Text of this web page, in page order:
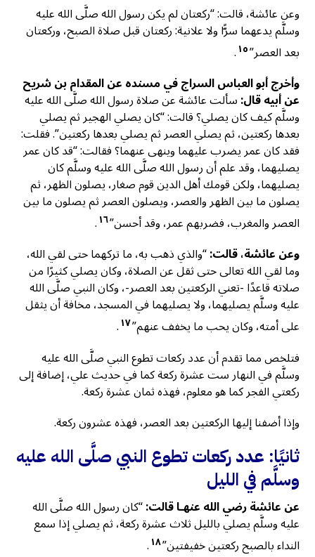
وعن عائشة، قالت: “ركعتان لم يكن رسول الله صلَّى الله عليه
وسلَّم يدعهما سرًّا ولا علانية: ركعتان قبل صلاة الصبح، وركعتان
بعد العصر”١٥.
وأخرج أبو العباس السراج في مسنده عن المقدام بن شريح
عن أبيه قال:سألت عائشة عن صلاة رسول الله صلَّى الله عليه
وسلَّم كيف كان يصلي؟ قالت: “كان يصلي الهجير ثم يصلي
بعدها ركعتين، ثم يصلي العصر ثم يصلي بعدها ركعتين”. فقلت:
فقد كان عمر يضرب عليهما وينهى عنهما؟ فقالت: “قد كان عمر
يصليهما، وقد علم أن رسول الله صلَّى الله عليه وسلَّم كان
يصليهما، ولكن قومك أهل الدين قوم صغار، يصلون الظهر، ثم
يصلون ما بين الظهر والعصر، ويصلون العصر ثم يصلون ما بين
العصر والمغرب، فضربهم عمر، وقد أحسن”١٦.
وعن عائشة، قالت:“والذي ذهب به، ما تركهما حتى لقي الله،
وما لقي الله تعالى حتى ثقل عن الصلاة، وكان يصلي كثيرًا من
صلاته قاعدًا -تعني الركعتين بعد العصر-، وكان النبي صلَّى الله
عليه وسلَّم يصليهما، ولا يصليهما في المسجد، مخافة أن يثقل
على أمته، وكان يحب ما يخفف عنهم”١٧.
فتلخص مما تقدم أن عدد ركعات تطوع النبي صلَّى الله عليه
وسلَّم في النهار ست عشرة ركعة كما في حديث علي، إضافة إلى
ركعتي الفجر كما هو معلوم، فهذه ثمان عشرة ركعة.
وإذا أضفنا إليها الركعتين بعد العصر، فهذه عشرون ركعة.
ثانيًا: عدد ركعات تطوع النبي صلَّى الله عليه
وسلَّم في الليل
عن عائشة رضي الله عنهـا قالت:“كان رسول الله صلَّى الله
عليه وسلَّم يصلي بالليل ثلاث عشرة ركعة، ثم يصلي إذا سمع
النداء بالصبح ركعتين خفيفتين”١٨.